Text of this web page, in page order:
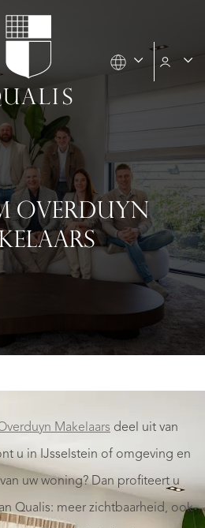
OVERDUYN
Makelaars deel uit van
u in IJsselstein of omgeving en
uw woning? Dan profiteert u
Qualis: meer zichtbaarheid, ook